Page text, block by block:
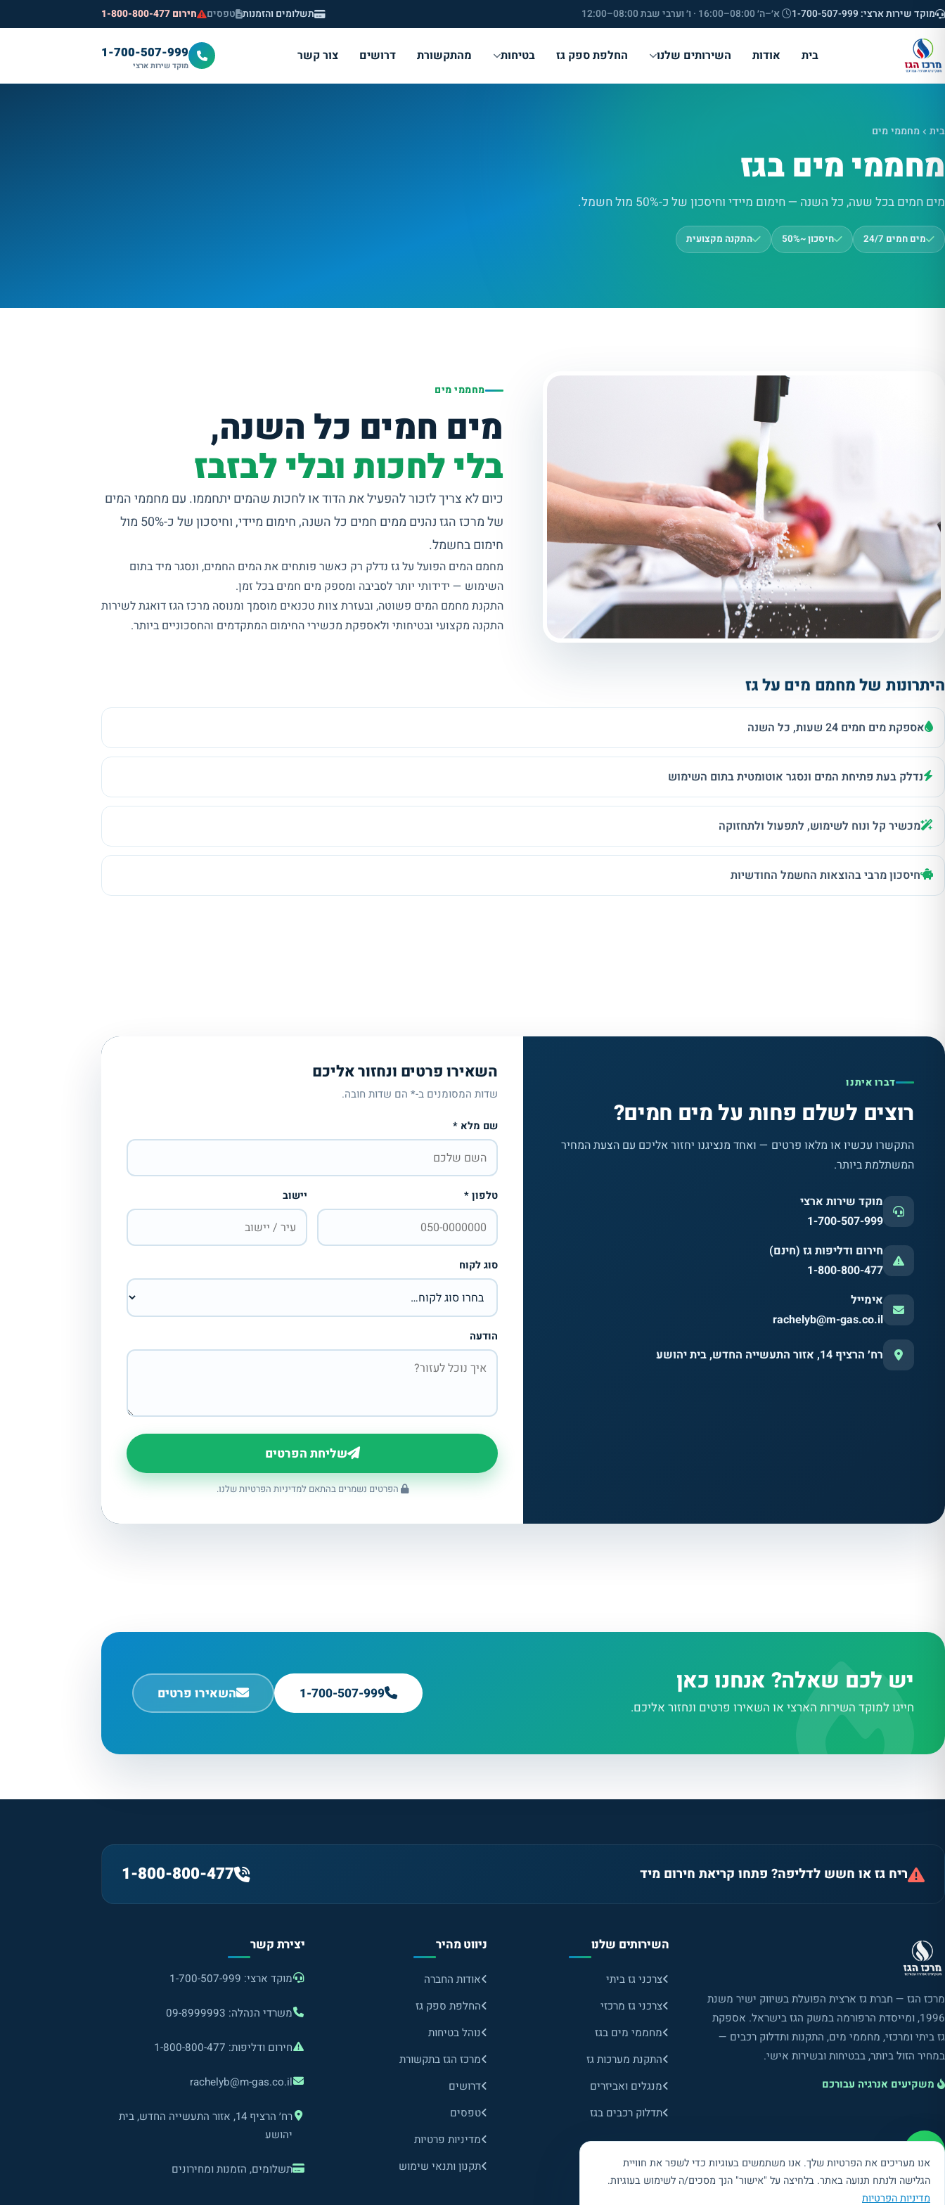
מוקד שירות ארצי: 1-700-507-999 א׳–ה׳ 08:00–16:00 · ו׳ וערבי שבת 08:00–12:00 תשלומים והזמנות טפסים חירום 1-800-800-477
בית אודות השירותים שלנו החלפת ספק גז בטיחות מהתקשורת דרושים צור קשר 1-700-507-999
מוקד שירות ארצי
בית מחממי מים
מחממי מים בגז
מים חמים בכל שעה, כל השנה — חימום מיידי וחיסכון של כ-50% מול חשמל.
מים חמים 24/7 חיסכון ~50% התקנה מקצועית
מחממי מים
מים חמים כל השנה,
בלי לחכות ובלי לבזבז
כיום לא צריך לזכור להפעיל את הדוד או לחכות שהמים יתחממו. עם מחממי המים
של מרכז הגז נהנים ממים חמים כל השנה, חימום מיידי, וחיסכון של כ-50% מול
חימום בחשמל.
מחמם המים הפועל על גז נדלק רק כאשר פותחים את המים החמים, ונסגר מיד בתום
השימוש — ידידותי יותר לסביבה ומספק מים חמים בכל זמן.
התקנת מחמם המים פשוטה, ובעזרת צוות טכנאים מוסמך ומנוסה מרכז הגז דואגת לשירות
התקנה מקצועי ובטיחותי ולאספקת מכשירי החימום המתקדמים והחסכוניים ביותר.
היתרונות של מחמם מים על גז
אספקת מים חמים 24 שעות, כל השנה
נדלק בעת פתיחת המים ונסגר אוטומטית בתום השימוש
מכשיר קל ונוח לשימוש, לתפעול ולתחזוקה
חיסכון מרבי בהוצאות החשמל החודשיות
דברו איתנו
רוצים לשלם פחות על מים חמים?
התקשרו עכשיו או מלאו פרטים — ואחד מנציגנו יחזור אליכם עם הצעת המחיר
המשתלמת ביותר.
מוקד שירות ארצי
1-700-507-999
חירום ודליפות גז (חינם)
1-800-800-477
אימייל
rachelyb@m-gas.co.il
רח׳ הרציף 14, אזור התעשייה החדש, בית יהושע
השאירו פרטים ונחזור אליכם
שדות המסומנים ב-* הם שדות חובה.
שם מלא *
טלפון * יישוב
סוג לקוח
הודעה
שליחת הפרטים
הפרטים נשמרים בהתאם למדיניות הפרטיות שלנו.
יש לכם שאלה? אנחנו כאן
חייגו למוקד השירות הארצי או השאירו פרטים ונחזור אליכם.
1-700-507-999 השאירו פרטים
ריח גז או חשש לדליפה? פתחו קריאת חירום מיד 1-800-800-477
מרכז הגז — חברת גז ארצית הפועלת בשיווק ישיר משנת
1996, ומייסדת הרפורמה במשק הגז בישראל. אספקת
גז ביתי ומרכזי, מחממי מים, התקנות ותדלוק רכבים —
במחיר הזול ביותר, בבטיחות ובשירות אישי.
משקיעים אנרגיה עבורכם
השירותים שלנו
צרכני גז ביתי
צרכני גז מרכזי
מחממי מים בגז
התקנת מערכות גז
מנגלים ואביזרים
תדלוק רכבים בגז
ניווט מהיר
אודות החברה
החלפת ספק גז
נוהל בטיחות
מרכז הגז בתקשורת
דרושים
טפסים
מדיניות פרטיות
תקנון ותנאי שימוש
יצירת קשר
מוקד ארצי: 1-700-507-999
משרדי הנהלה: 09-8999993
חירום ודליפות: 1-800-800-477
rachelyb@m-gas.co.il
רח׳ הרציף 14, אזור התעשייה החדש, בית
יהושע
תשלומים, הזמנות ומחירונים
אנו מעריכים את הפרטיות שלך. אנו משתמשים בעוגיות כדי לשפר את חוויית
הגלישה ולנתח תנועה באתר. בלחיצה על "אישור" הנך מסכים/ה לשימוש בעוגיות.
מדיניות הפרטיות